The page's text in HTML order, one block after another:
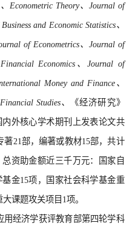
Econometric Theory、Journal of
and Economic Statistics、
of Econometrics、Journal of
Economics、Journal of
Money and Finance、
Studies、
《经济研究》
内外核心学术期刊上发表论文共
著21部，编著或教材15部，共计
资助金额近三千万元：国家自
金15项，国家社会科学基金重
课题攻关项目1项。
用经济学获评教育部第四轮学科